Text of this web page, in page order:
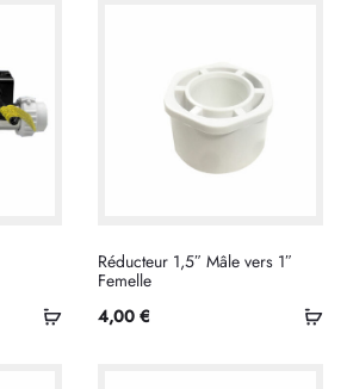
Ajouter
Réducteur 1,5″ Mâle vers 1″
Femelle
4,00 €